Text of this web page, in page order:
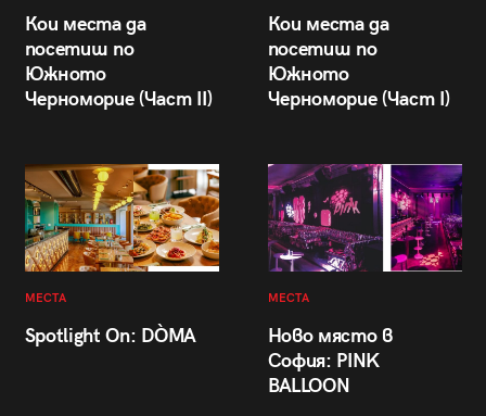
Кои места да
посетиш по
Южното
Черноморие (Част II)
Кои места да
посетиш по
Южното
Черноморие (Част I)
МЕСТА
Spotlight On: DÒMA
МЕСТА
Ново място в
София: PINK
BALLOON